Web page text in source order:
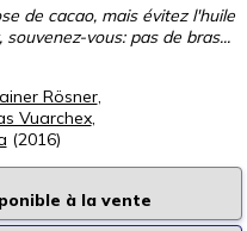
de cacao, mais évitez l'huile
vous: pas de bras...
Rösner,
Vuarchex,
(2016)
à la vente